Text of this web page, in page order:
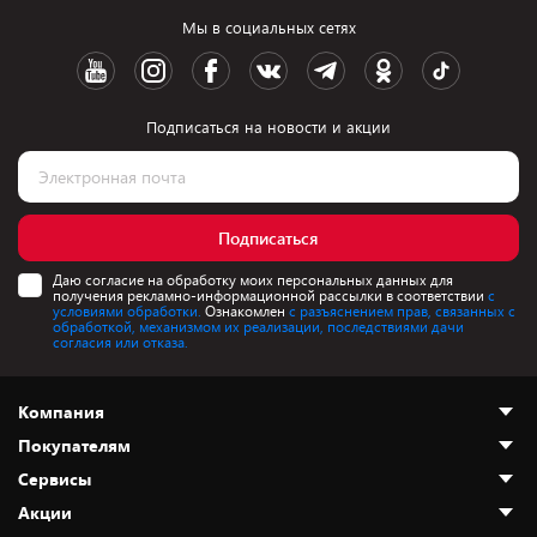
Мы в социальных сетях
Подписаться на новости и акции
Подписаться
Даю согласие на обработку моих персональных данных для
получения рекламно-информационной рассылки в соответствии с
условиями обработки. Ознакомлен с разъяснением прав, связанных с
обработкой, механизмом их реализации, последствиями дачи
согласия или отказа.
Компания
О нас
Адреса магазинов
Новости
Покупателям
Как сделать заказ
Оплата и доставка
Сервисы
Акции